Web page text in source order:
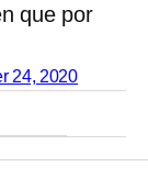
que por
24, 2020